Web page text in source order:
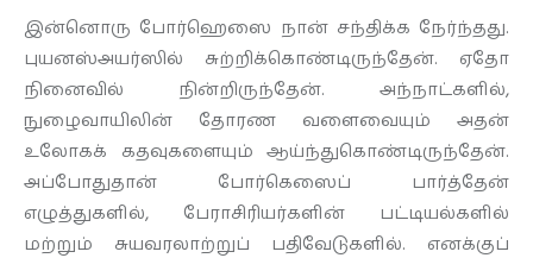
இன்னொரு போர்ஹெஸை நான் சந்திக்க நேர்ந்தது.
புயனஸ்அயர்ஸில் சுற்றிக்கொண்டிருந்தேன். ஏதோ
நினைவில் நின்றிருந்தேன். அந்நாட்களில்,
நுழைவாயிலின் தோரண வளைவையும் அதன்
உலோகக் கதவுகளையும் ஆய்ந்துகொண்டிருந்தேன்.
அப்போதுதான் போர்கெஸைப் பார்த்தேன்
எழுத்துகளில், பேராசிரியர்களின் பட்டியல்களில்
மற்றும் சுயவரலாற்றுப் பதிவேடுகளில். எனக்குப்